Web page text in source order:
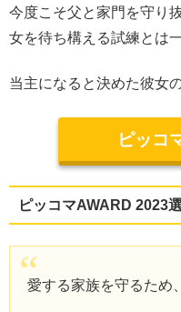
今度こそ父と家門を守り
女を待ち構える試練とは
当主になると決めた彼女
ピッコ
ピッコマAWARD 2023
愛する家族を守るため